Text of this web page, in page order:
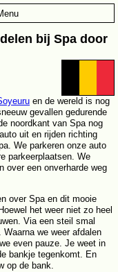
bij Spa door
en de wereld is nog
gevallen gedurende
noordkant van Spa nog
uit en rijden richting
We parkeren onze auto
parkeerplaatsen. We
over een onverharde weg
over Spa en dit mooie
het weer niet zo heel
Via een steil smal
we weer afdalen
even pauze. Je weet in
bankje tegenkomt. En
op de bank.